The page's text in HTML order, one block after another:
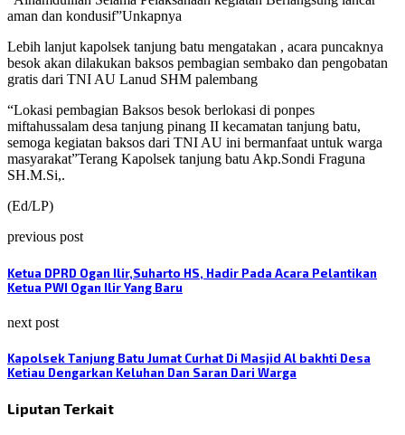
aman dan kondusif”Unkapnya
Lebih lanjut kapolsek tanjung batu mengatakan , acara puncaknya
besok akan dilakukan baksos pembagian sembako dan pengobatan
gratis dari TNI AU Lanud SHM palembang
“Lokasi pembagian Baksos besok berlokasi di ponpes
miftahussalam desa tanjung pinang II kecamatan tanjung batu,
semoga kegiatan baksos dari TNI AU ini bermanfaat untuk warga
masyarakat”Terang Kapolsek tanjung batu Akp.Sondi Fraguna
SH.M.Si,.
(Ed/LP)
previous post
Ketua DPRD Ogan Ilir,Suharto HS, Hadir Pada Acara Pelantikan
Ketua PWI Ogan Ilir Yang Baru
next post
Kapolsek Tanjung Batu Jumat Curhat Di Masjid Al bakhti Desa
Ketiau Dengarkan Keluhan Dan Saran Dari Warga
Liputan Terkait